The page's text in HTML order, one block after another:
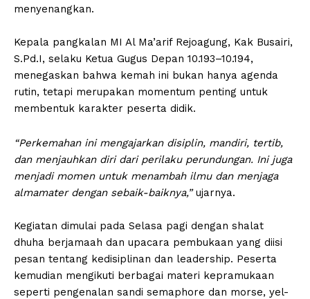
menyenangkan.
‎Kepala pangkalan MI Al Ma’arif Rejoagung, Kak Busairi,
S.Pd.I, selaku Ketua Gugus Depan 10.193–10.194,
menegaskan bahwa kemah ini bukan hanya agenda
rutin, tetapi merupakan momentum penting untuk
membentuk karakter peserta didik.
‎“Perkemahan ini mengajarkan disiplin, mandiri, tertib,
dan menjauhkan diri dari perilaku perundungan. Ini juga
menjadi momen untuk menambah ilmu dan menjaga
almamater dengan sebaik-baiknya,”ujarnya.
‎Kegiatan dimulai pada Selasa pagi dengan shalat
dhuha berjamaah dan upacara pembukaan yang diisi
pesan tentang kedisiplinan dan leadership. Peserta
kemudian mengikuti berbagai materi kepramukaan
seperti pengenalan sandi semaphore dan morse, yel-